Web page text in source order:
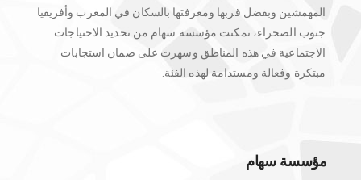
المهمشين وبفضل قربها ومعرفتها بالسكان في المغرب وأفريقيا
جنوب الصحراء، تمكنت مؤسسة سهام من تحديد الاحتياجات
الاجتماعية في هذه المناطق وسهرت على ضمان استجابات
مبتكرة وفعالة ومستدامة لهذه الفئة.
مؤسسة سهام​